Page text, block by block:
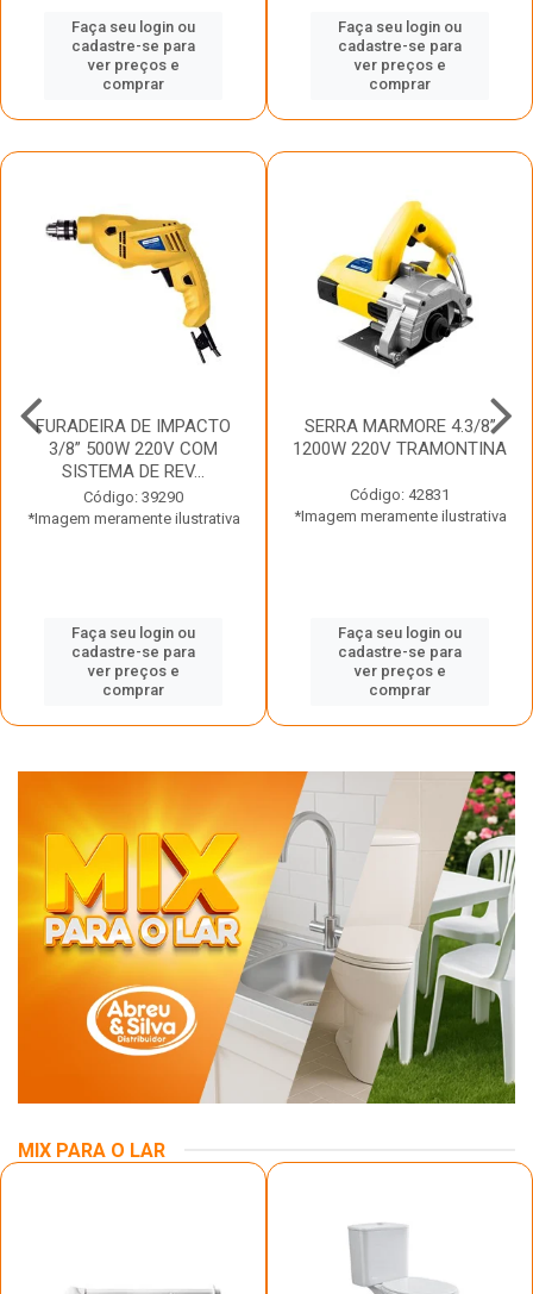
Faça seu login ou
cadastre-se para
ver preços e
comprar
Faça seu login ou
cadastre-se para
ver preços e
comprar
FURADEIRA DE IMPACTO
3/8” 500W 220V COM
SISTEMA DE REV...
Código: 39290
*Imagem meramente ilustrativa
Faça seu login ou
cadastre-se para
ver preços e
comprar
SERRA MARMORE 4.3/8”
1200W 220V TRAMONTINA
Código: 42831
*Imagem meramente ilustrativa
Faça seu login ou
cadastre-se para
ver preços e
comprar
MIX PARA O LAR